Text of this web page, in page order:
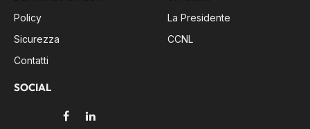
Policy
Sicurezza
Contatti
SOCIAL
FacebookLinkedIn
La Presidente
CCNL